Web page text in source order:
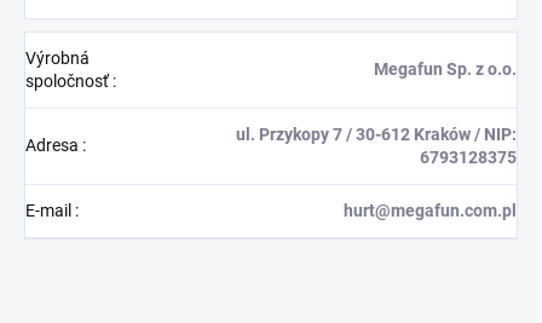
Výrobná
spoločnosť:
Megafun Sp. z o.o.
Adresa :
ul. Przykopy 7 / 30-612 Kraków / NIP:
6793128375
E-mail : hurt@megafun.com.pl